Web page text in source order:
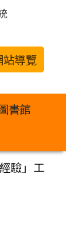
站導覽
書館
驗」工